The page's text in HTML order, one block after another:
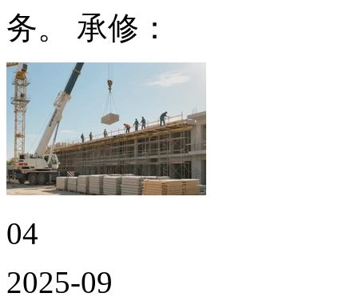
务。 承修：
04
2025-09